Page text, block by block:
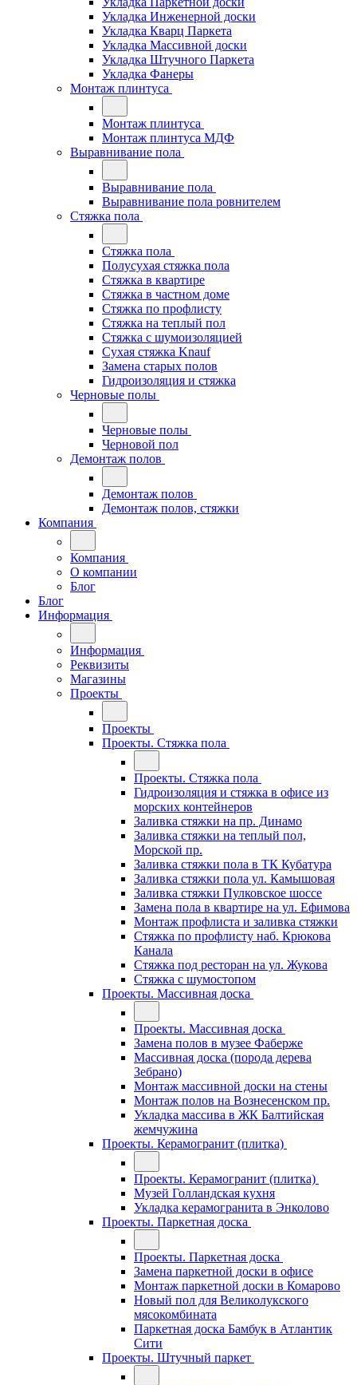
Укладка Инженерной доски
Укладка Кварц Паркета
Укладка Массивной доски
Укладка Штучного Паркета
Укладка Фанеры
Монтаж плинтуса
Монтаж плинтуса
Монтаж плинтуса МДФ
Выравнивание пола
Выравнивание пола
Выравнивание пола ровнителем
Стяжка пола
Стяжка пола
Полусухая стяжка пола
Стяжка в квартире
Стяжка в частном доме
Стяжка по профлисту
Стяжка на теплый пол
Стяжка с шумоизоляцией
Сухая стяжка Knauf
Замена старых полов
Гидроизоляция и стяжка
Черновые полы
Черновые полы
Черновой пол
Демонтаж полов
Демонтаж полов
Демонтаж полов, стяжки
Компания
Компания
О компании
Блог
Блог
Информация
Информация
Реквизиты
Магазины
Проекты
Проекты
Проекты. Стяжка пола
Проекты. Стяжка пола
Гидроизоляция и стяжка в офисе из
морских контейнеров
Заливка стяжки на пр. Динамо
Заливка стяжки на теплый пол,
Морской пр.
Заливка стяжки пола в ТК Кубатура
Заливка стяжки пола ул. Камышовая
Заливка стяжки Пулковское шоссе
Замена пола в квартире на ул. Ефимова
Монтаж профлиста и заливка стяжки
Стяжка по профлисту наб. Крюкова
Канала
Стяжка под ресторан на ул. Жукова
Стяжка с шумостопом
Проекты. Массивная доска
Проекты. Массивная доска
Замена полов в музее Фаберже
Массивная доска (порода дерева
Зебрано)
Монтаж массивной доски на стены
Монтаж полов на Вознесенском пр.
Укладка массива в ЖК Балтийская
жемчужина
Проекты. Керамогранит (плитка)
Проекты. Керамогранит (плитка)
Музей Голландская кухня
Укладка керамогранита в Энколово
Проекты. Паркетная доска
Проекты. Паркетная доска
Замена паркетной доски в офисе
Монтаж паркетной доски в Комарово
Новый пол для Великолукского
мясокомбината
Паркетная доска Бамбук в Атлантик
Сити
Проекты. Штучный паркет